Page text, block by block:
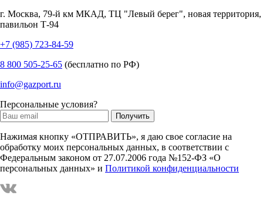
г. Москва, 79-й км МКАД, ТЦ "Левый берег", новая территория,
павильон Т-94
+7 (985) 723-84-59
8 800 505-25-65 (бесплатно по РФ)
info@gazport.ru
Персональные условия?
Нажимая кнопку «ОТПРАВИТЬ», я даю свое согласие на
обработку моих персональных данных, в соответствии с
Федеральным законом от 27.07.2006 года №152-ФЗ «О
персональных данных» и Политикой конфиденциальности